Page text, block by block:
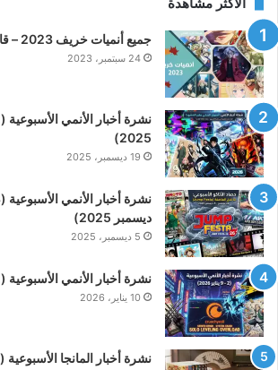
جميع أنميات خريف 2023 – قائمة كاملة
24 سبتمبر، 2023
2025)
19 ديسمبر، 2025
ديسمبر 2025)
5 ديسمبر، 2025
نشرة أخبار الأنمي الأسبوعية (2 – 9 يناير 2026)
10 يناير، 2026